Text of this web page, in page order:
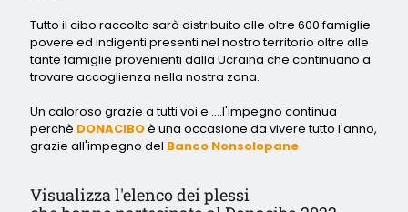
Tutto il cibo raccolto sarà distribuito alle oltre 600 famiglie
povere ed indigenti presenti nel nostro territorio oltre alle
tante famiglie provenienti dalla Ucraina che continuano a
trovare accoglienza nella nostra zona.
Un caloroso grazie a tutti voi e ....l'impegno continua
perchè DONACIBOè una occasione da vivere tutto l'anno,
grazie all'impegno del Banco Nonsolopane
Visualizza l'elenco dei plessi